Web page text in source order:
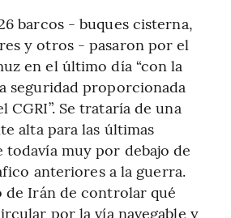
barcos - buques cisterna,
y otros - pasaron por el
en el último día “con la
seguridad proporcionada
CGRI”. Se trataría de una
alta para las últimas
todavía muy por debajo de
anteriores a la guerra.
de Irán de controlar qué
por la vía navegable y